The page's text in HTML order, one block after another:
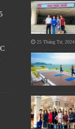
25 Tháng Tư, 2024